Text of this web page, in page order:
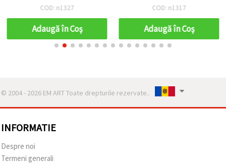
COD: n1327
Adaugă în Coş
COD: n1317
Adaugă în Coş
© 2004 - 2026 EM ART Toate drepturile rezervate..
INFORMATIE
Despre noi
Termeni generali